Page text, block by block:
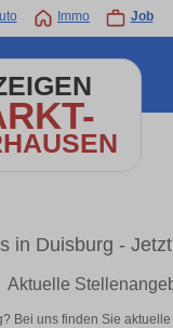
Immo Job
in Duisburg -
Aktuelle
Bei uns finden Sie